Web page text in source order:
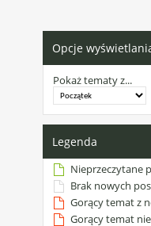
Opcje
Pokaż tematy z...
Legenda
Nieprzeczytane
Brak nowych
Gorący temat z
Gorący temat